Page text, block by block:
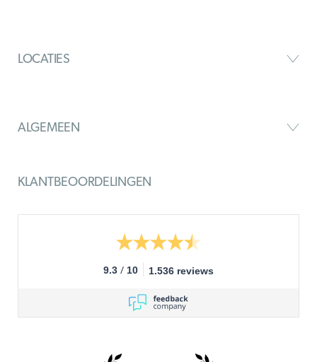
LOCATIES
ALGEMEEN
KLANTBEOORDELINGEN
9.3 / 10 1.536 reviews